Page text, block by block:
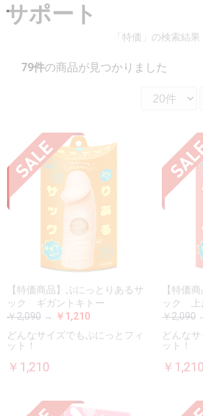
サポート
「特価」の検索結果
79件の商品が見つかりました
【特価商品】ぷにっとりあるサ
ック ギガントキトー
￥2,090 → ￥1,210
どんなサイズでもぷにっとフィ
ット！
￥1,210
【特価
ック 上
￥2,090
どんな
ット！
￥1,210